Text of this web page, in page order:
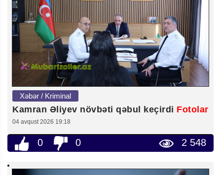
Xəbər / Kriminal
Kamran Əliyev növbəti qəbul keçirdi Fotolar
04 avqust 2026 19:18
0 0 2 548